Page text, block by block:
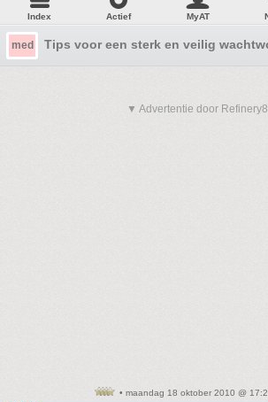
Index Actief MyAT
med Tips voor een sterk en veilig
▼ Advertentie door
• maandag 18 oktober 2010 @